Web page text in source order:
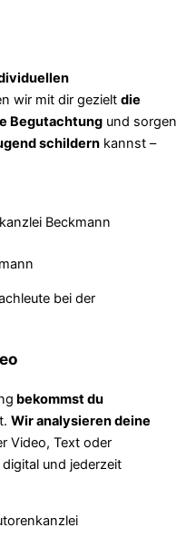
wir mit dir gezielt die
Begutachtung und sorgen
schildern kannst –
bekommst du
Wir analysieren deine
Video, Text oder
digital und jederzeit